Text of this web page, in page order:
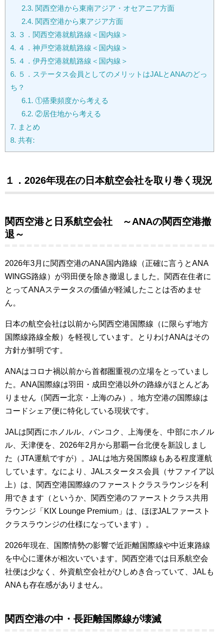
2.3. 関西空港から東南アジア・オセアニア方面
2.4. 関西空港から東アジア方面
3. ３．関西空港就航路線＜国内線＞
4. ４．神戸空港就航路線＜国内線＞
5. ４．伊丹空港就航路線＜国内線＞
6. ５．ステータス会員としてのメリットはJALとANAのどっ
ち？
6.1. ①搭乗頻度から考える
6.2. ②居住地から考える
7. まとめ
8. 共有:
１．2026年現在の日本航空会社を取り巻く現況
関西空港と日系航空会社 ～ANAの関西空港撤
退～
2026年3月に関西空港のANA国内路線（正確に言うとANA
WINGS路線）が羽田便を除き撤退しました 。関西在住者に
とってANAステータスの価値が軽減したことは否めませ
ん。
日本の航空会社は以前から関西空港国際線（に限らず地方
国際線路線全般）を軽視しています。とりわけANAはその
方針が鮮明です。
ANAはコロナ禍以前から首都圏重視の立場をとっていまし
た。ANA国際線は羽田・成田空港以外の路線がほとんどあ
りません（関西ー北京・上海のみ）。地方空港の国際線は
コードシェア便に特化している現状です。
JALは関西にホノルル、バンコク、上海便を、中部にホノル
ル、天津便を、2026年2月から那覇ー台北便を新設しまし
た（JTA運航ですが）。JALは地方発国際線もある程度運航
しています。なにより、JALスタータス会員（サファイア以
上）は、関西空港国際線のファーストクラスラウンジを利
用できます（というか、関西空港のファーストクラス共用
ラウンジ「KIX Lounge Premium」は、ほぼJALファースト
クラスラウンジの仕様になっています）。
2026年現在、国際情勢の影響で近距離国際線や中近東路線
を中心に運休が相次いでいます。関西空港では日系航空会
社便は少なく、外資航空会社がひしめき合っていて、JALも
ANAも存在感がありません。
関西空港の中・長距離国際線が壊滅